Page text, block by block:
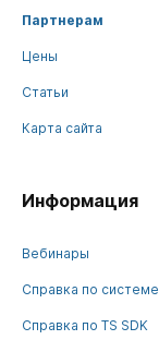
Партнерам
Цены
Статьи
Карта сайта
Информация
Вебинары
Справка по системе
Справка по TS SDK